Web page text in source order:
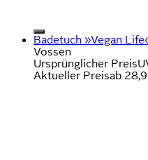
Badetuch »Vegan
Vossen
Ursprünglicher Preis
Aktueller Preisab